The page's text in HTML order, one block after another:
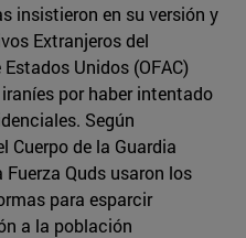
insistieron en su versión y
Extranjeros del
Unidos (OFAC)
por haber intentado
Según
Cuerpo de la Guardia
Quds usaron los
para esparcir
a la población